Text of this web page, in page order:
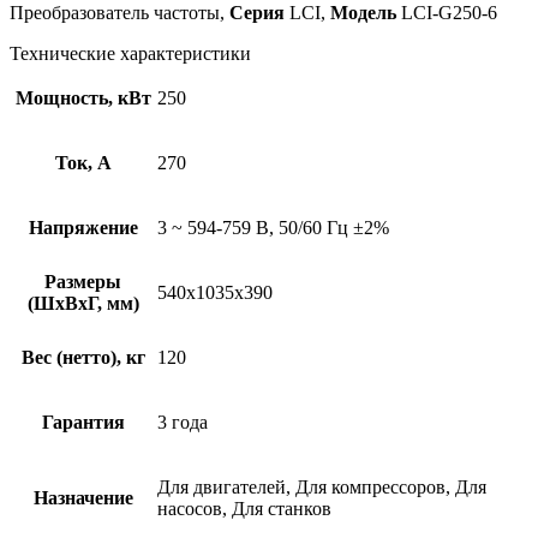
Преобразователь частоты, Серия LCI, Модель LCI-G250-6
Технические характеристики
Мощность, кВт 250
Ток, А 270
Напряжение 3 ~ 594-759 В, 50/60 Гц ±2%
Размеры
(ШхВхГ, мм)
540x1035x390
Вес (нетто), кг 120
Гарантия 3 года
Назначение
Для двигателей, Для компрессоров, Для
насосов, Для станков